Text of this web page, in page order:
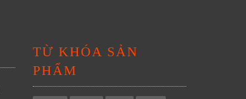
TỪ KHÓA SẢN
PHẨM